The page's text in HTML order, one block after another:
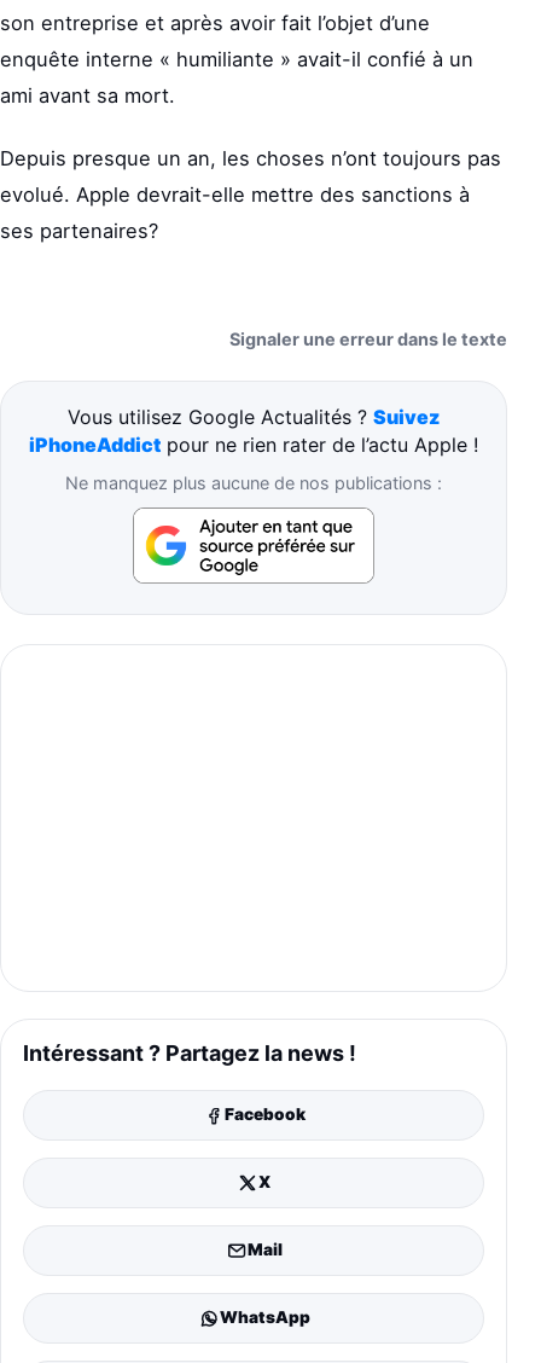
son entreprise et après avoir fait l’objet d’une
enquête interne « humiliante » avait-il confié à un
ami avant sa mort.
Depuis presque un an, les choses n’ont toujours pas
evolué. Apple devrait-elle mettre des sanctions à
ses partenaires?
Signaler une erreur dans le texte
Vous utilisez Google Actualités ? Suivez
iPhoneAddict pour ne rien rater de l’actu Apple !
Ne manquez plus aucune de nos publications :
Intéressant ? Partagez la news !
Facebook
X
Mail
WhatsApp